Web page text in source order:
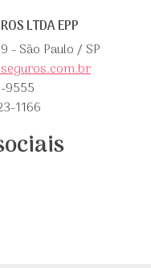
LTDA EPP
- São Paulo / SP
9555
1166